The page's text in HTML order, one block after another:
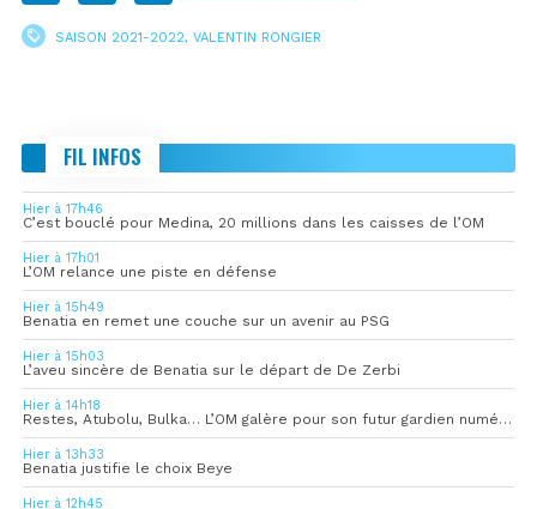
SAISON 2021-2022, VALENTIN RONGIER
FIL INFOS
Hier à 17h46
C’est bouclé pour Medina, 20 millions dans les caisses de l’OM
Hier à 17h01
L’OM relance une piste en défense
Hier à 15h49
Benatia en remet une couche sur un avenir au PSG
Hier à 15h03
L’aveu sincère de Benatia sur le départ de De Zerbi
Hier à 14h18
Restes, Atubolu, Bulka… L’OM galère pour son futur gardien numéro 1
Hier à 13h33
Benatia justifie le choix Beye
Hier à 12h45